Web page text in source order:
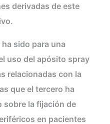
derivadas de este
sido para una
uso del apósito spray
relacionadas con la
que el tercero ha
sobre la fijación de
en pacientes